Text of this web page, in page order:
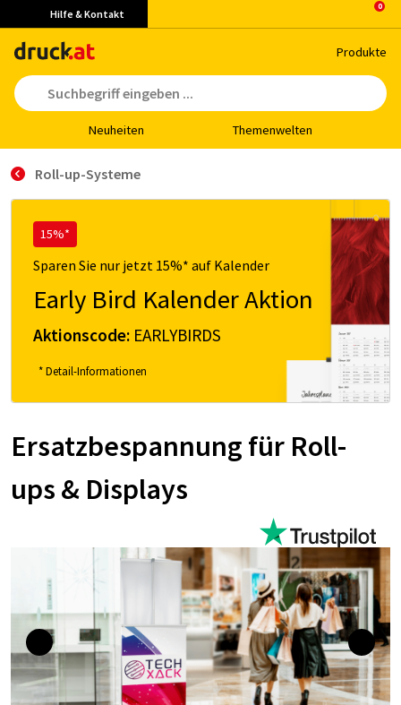
Hilfe & Kontakt
Pro­duk­te
Neu­hei­ten The­men­wel­ten
Roll-up-Systeme
15%*
Sparen Sie nur jetzt 15%* auf Kalender
Early Bird Kalender Aktion
Aktionscode: EARLYBIRDS
* Detail-Informationen
Ersatzbespannung für Roll-
ups & Displays